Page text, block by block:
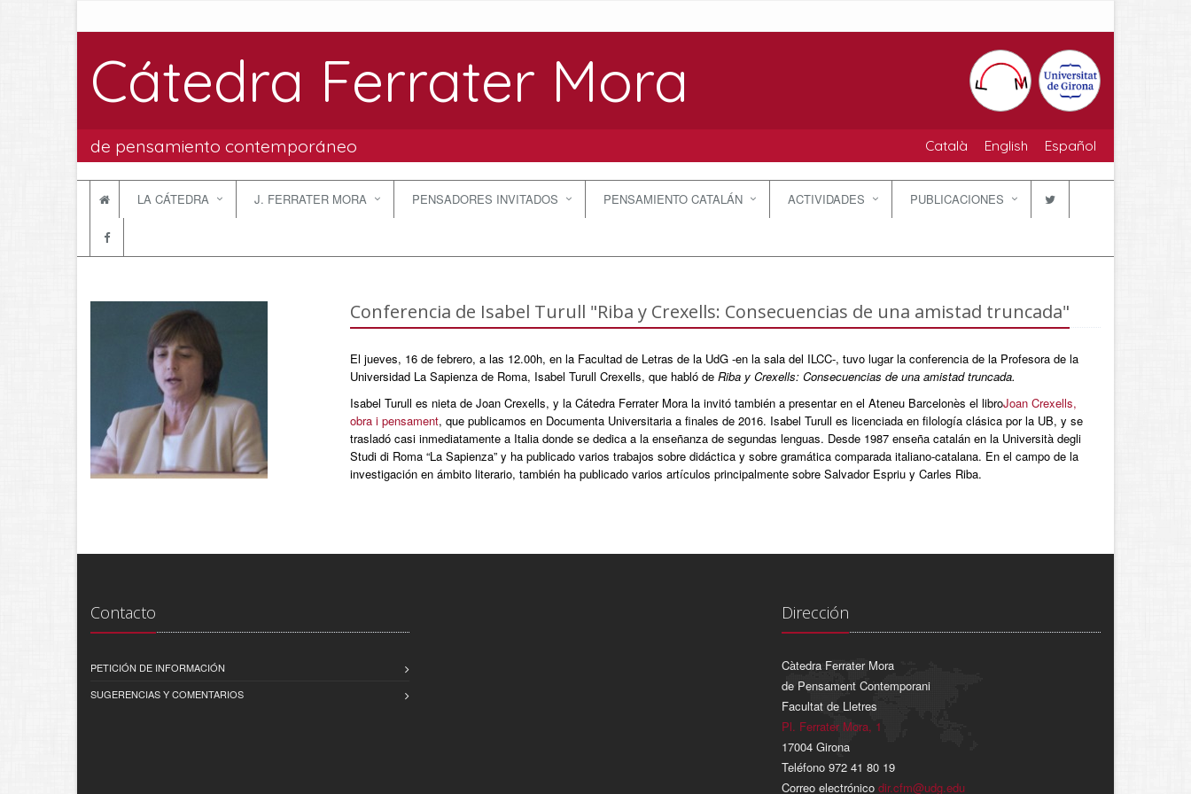
Cátedra Ferrater Mora
de pensamiento contemporáneo Català English Español
LA CÁTEDRA J. FERRATER MORA PENSADORES INVITADOS PENSAMIENTO CATALÁN ACTIVIDADES PUBLICACIONES
Conferencia de Isabel Turull "Riba y Crexells: Consecuencias de una amistad truncada"
El jueves, 16 de febrero, a las 12.00h, en la Facultad de Letras de la UdG -en la sala del ILCC-, tuvo lugar la conferencia de la Profesora de la
Universidad La Sapienza de Roma, Isabel Turull Crexells, que habló de Riba y Crexells: Consecuencias de una amistad truncada.
Isabel Turull es nieta de Joan Crexells, y la Cátedra Ferrater Mora la invitó también a presentar en el Ateneu Barcelonès el libroJoan Crexells,
obra i pensament, que publicamos en Documenta Universitaria a finales de 2016. Isabel Turull es licenciada en filología clásica por la UB, y se
trasladó casi inmediatamente a Italia donde se dedica a la enseñanza de segundas lenguas. Desde 1987 enseña catalán en la Università degli
Studi di Roma “La Sapienza” y ha publicado varios trabajos sobre didáctica y sobre gramática comparada italiano-catalana. En el campo de la
investigación en ámbito literario, también ha publicado varios artículos principalmente sobre Salvador Espriu y Carles Riba.
Contacto
PETICIÓN DE INFORMACIÓN
SUGERENCIAS Y COMENTARIOS
Dirección
Càtedra Ferrater Mora
de Pensament Contemporani
Facultat de Lletres
Pl. Ferrater Mora, 1
17004 Girona
Teléfono 972 41 80 19
Correo electrónico dir.cfm@udg.edu